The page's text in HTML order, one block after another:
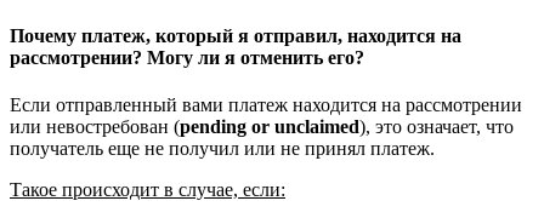
Почему платеж, который я отправил, находится на
рассмотрении? Могу ли я отменить его?
Если отправленный вами платеж находится на рассмотрении
или невостребован (pending or unclaimed), это означает, что
получатель еще не получил или не принял платеж.
Такое происходит в случае, если: